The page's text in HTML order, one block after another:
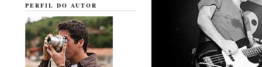
PERFIL DO AUTOR